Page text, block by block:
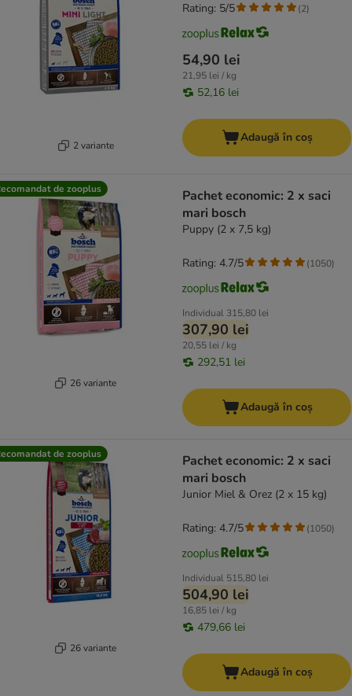
2 variante
54,90 lei
21,95 lei / kg
52,16 lei
Rating: 5/5 (2)
Adaugă în coș
de zooplus
26 variante
Pachet economic: 2 x saci
mari bosch
Puppy (2 x 7,5 kg)
Individual 315,80 lei
307,90 lei
20,55 lei / kg
292,51 lei
Rating: 4.7/5 (1050)
Adaugă în coș
de zooplus
26 variante
Pachet economic: 2 x saci
mari bosch
Junior Miel & Orez (2 x 15 kg)
Individual 515,80 lei
504,90 lei
16,85 lei / kg
479,66 lei
Rating: 4.7/5 (1050)
Adaugă în coș